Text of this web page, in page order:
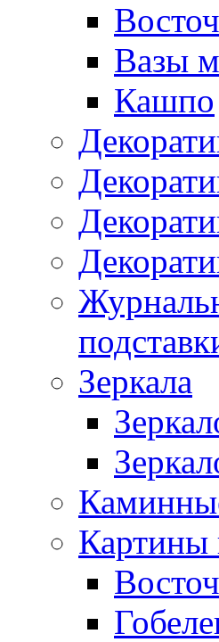
Вазы
Кашпо
Зеркала
Картины